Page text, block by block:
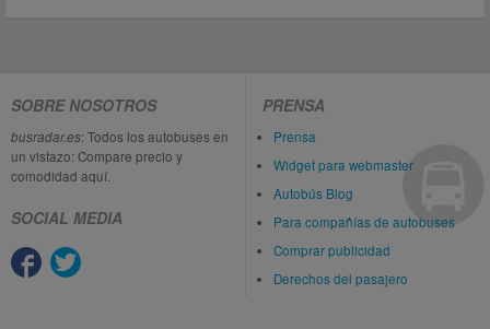
SOBRE NOSOTROS
busradar.es: Todos los autobuses en
un vistazo: Compare precio y
comodidad aquí.
SOCIAL MEDIA
PRENSA
Prensa
Widget para webmaster
Autobús Blog
Para compañías de autobuses
Comprar publicidad
Derechos del pasajero